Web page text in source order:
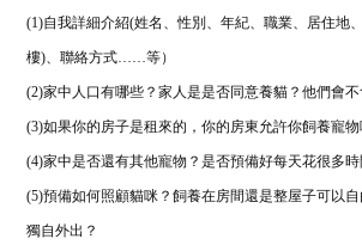
(1)自我詳細介紹(姓名、性別、年紀、職業、居住地
樓)、聯絡方式……等）
(2)家中人口有哪些？家人是是否同意養貓？他們會不
(3)如果你的房子是租來的，你的房東允許你飼養寵物
(4)家中是否還有其他寵物？是否預備好每天花很多時
(5)預備如何照顧貓咪？飼養在房間還是整屋子可以
獨自外出？